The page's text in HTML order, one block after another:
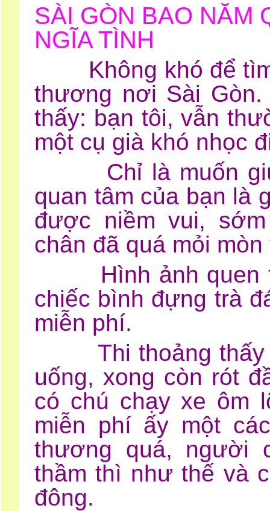
SÀI GÒN BAO NĂM
NGĨA TÌNH
Không khó để tìm
thương nơi Sài
thấy: bạn tôi, vẫn
một cụ già khó nhọc
Chỉ là muốn
quan tâm của bạn là
được niềm vui,
chân đã quá mỏi
Hình ảnh quen
chiếc bình đựng trà
miễn phí.
Thi thoảng thấy
uống, xong còn rót
có chú chạy xe ôm
miễn phí ấy một
thương quá, người
thầm thì như thế và
đông.